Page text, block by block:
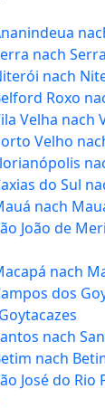
nach Serra
nach
Roxo
Velha nach
Velho
do Sul
nach
João de
nach
dos
nach
nach
José do Rio